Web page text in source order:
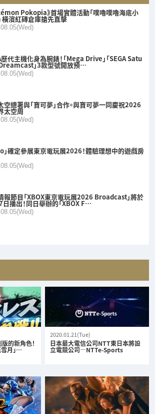
Pokopia》首場實體活動「噗嚕噗嚕海底小
橫濱紅磚倉庫搶先直擊
代主機化身為腕錶！「Mega Drive」「SEGA Satu
Dreamcast」3款型號開放預…
空總署與「寶可夢」合作。與寶可夢一同慶祝2026
太空周
」確定參展東京電玩展2026！體驗理想中的遊戲房
報節目「XBOX東京電玩展2026 Broadcast」將於
播出！同日舉辦的「XBOX F…
的新角色！
月」…
2020.01.21(Tue)
日本最大電信公司NTT東日本將設
立電競公司—NTTe-Sports